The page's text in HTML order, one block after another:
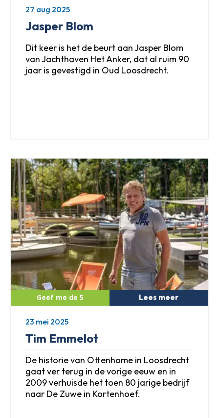
Jasper Blom
Dit keer is het de beurt aan Jasper Blom
van Jachthaven Het Anker, dat al ruim 90
jaar is gevestigd in Oud Loosdrecht.
27 aug 2025
Tim Emmelot
De historie van Ottenhome in Loosdrecht
gaat ver terug in de vorige eeuw en in
2009 verhuisde het toen 80 jarige bedrijf
naar De Zuwe in Kortenhoef.
Lees meer
23 mei 2025